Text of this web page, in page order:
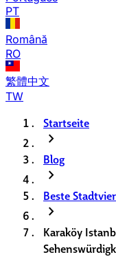
PT
Română
RO
繁體中文
TW
Startseite
chevron_right
Blog
chevron_right
Beste
chevron_right
Karaköy